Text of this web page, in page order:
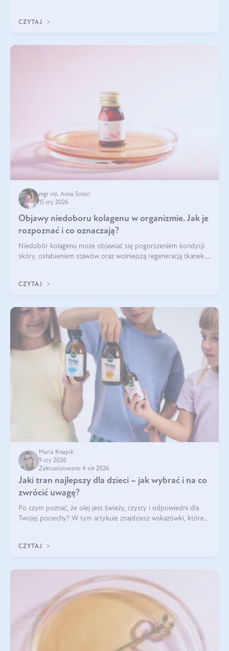
CZYTAJ
mgr inż. Anna Sobol
15 sty 2026
Objawy niedoboru kolagenu w organizmie. Jak je
rozpoznać i co oznaczają?
Niedobór kolagenu może objawiać się pogorszeniem kondycji
skóry, osłabieniem stawów oraz wolniejszą regeneracją tkanek.
osłabienie włosów.
CZYTAJ
Maria Knapik
9 sty 2026
Zaktualizowano 4 sie 2026
Jaki tran najlepszy dla dzieci – jak wybrać i na co
zwrócić uwagę?
Po czym poznać, że olej jest świeży, czysty i odpowiedni dla
Twojej pociechy? W tym artykule znajdziesz wskazówki, które
CZYTAJ